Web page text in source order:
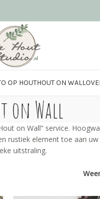
OP HOUTHOUT ON WALL
on Wall
on Wall” service.
rustiek element toe aan
uitstraling.